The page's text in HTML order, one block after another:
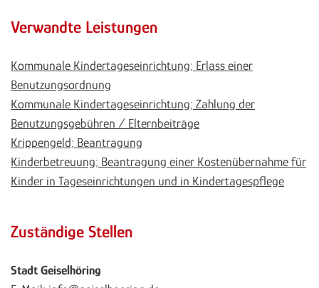
Verwandte Leistungen
Kommunale Kindertageseinrichtung; Erlass einer
Benutzungsordnung
Kommunale Kindertageseinrichtung; Zahlung der
Benutzungsgebühren / Elternbeiträge
Krippengeld; Beantragung
Kinderbetreuung; Beantragung einer Kostenübernahme für
Kinder in Tageseinrichtungen und in Kindertagespflege
Zuständige Stellen
Stadt Geiselhöring